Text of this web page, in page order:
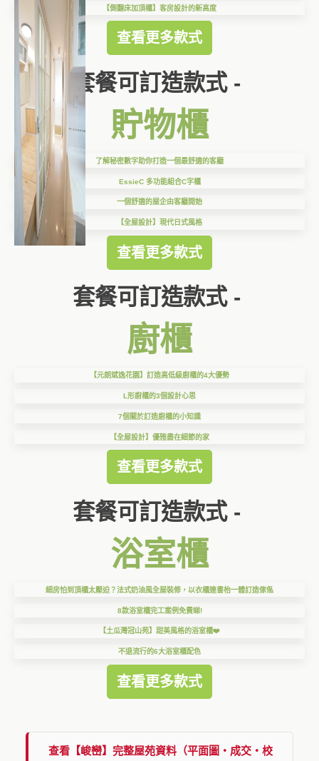
【側翻床加頂櫃】客房設計的新高度
查看更多款式
套餐可訂造款式 -
貯物櫃
了解秘密數字助你打造一個最舒適的客廳
EssieC 多功能組合C字櫃
一個舒適的屋企由客廳開始
【全屋設計】現代日式風格
查看更多款式
套餐可訂造款式 -
廚櫃
【元朗斌逸花園】訂造高低級廚櫃的4大優勢
L形廚櫃的3個設計心思
7個關於訂造廚櫃的小知識
【全屋設計】優雅盡在細節的家
查看更多款式
套餐可訂造款式 -
浴室櫃
細房怕到頂櫃太壓迫？法式奶油風全屋裝修，以衣櫃連書枱一體訂造傢俬
8款浴室櫃完工案例免費睇!
【土瓜灣冠山苑】甜美風格的浴室櫃❤️
不退流行的6大浴室櫃配色
查看更多款式
查看【峻巒】完整屋苑資料（平面圖・成交・校